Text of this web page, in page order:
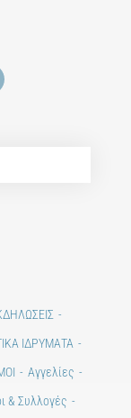
ΙΔΡΥΜΑΤΑ
Αγγελίες
& Συλλογές